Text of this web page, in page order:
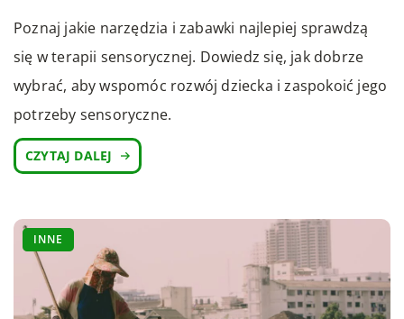
Poznaj jakie narzędzia i zabawki najlepiej sprawdzą
się w terapii sensorycznej. Dowiedz się, jak dobrze
wybrać, aby wspomóc rozwój dziecka i zaspokoić jego
potrzeby sensoryczne.
CZYTAJ DALEJ
INNE